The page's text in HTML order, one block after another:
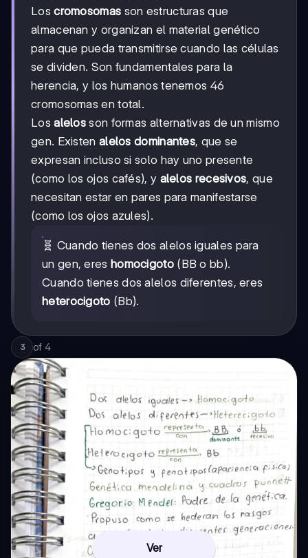
Loscromosomas son estructuras que
almacenan y organizan el material genético
para que pueda transmitirse cuando las células
se dividen. Son fundamentales para la
herencia, y los humanos tenemos 46
cromosomas en total.
Losalelos son formas alternativas de un mismo
gen. Existen alelos dominantes, que se
expresan incluso si solo hay uno presente
(como los ojos cafés), y alelos recesivos, que
necesitan estar en pares para manifestarse
(como los ojos azules).
🧬 Cuando tienes dos alelos iguales para
un gen, eres homocigoto(BB o bb).
Cuando tienes dos alelos diferentes, eres
heterocigoto (Bb).
3 of 4
Ver